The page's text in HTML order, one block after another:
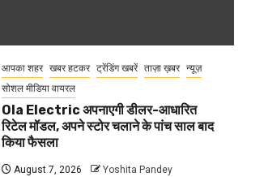
आपका शहर खबर हटकर ट्रेंडिंग खबरें ताज़ा ख़बर
न्यूज़
सोशल मीडिया वायरल
Ola Electric अपनाएगी डीलर-आधारित
रिटेल मॉडल, अपने स्टोर चलाने के पांच साल बाद
किया फैसला
August 7, 2026 Yoshita Pandey